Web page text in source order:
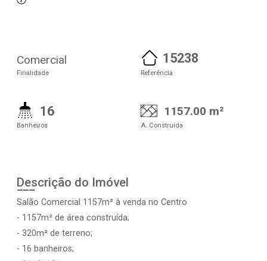
Comercial
Finalidade
15238
Referência
16
Banheiros
1157.00 m²
A. Construída
Descrição do Imóvel
Salão Comercial 1157m² à venda no Centro
- 1157m² de área construída;
- 320m² de terreno;
- 16 banheiros;